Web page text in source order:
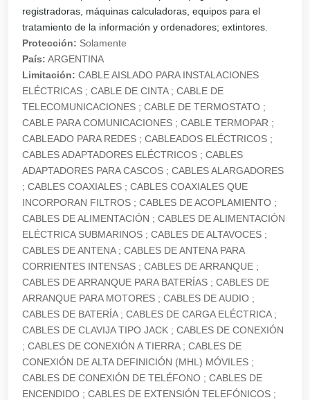
registradoras, máquinas calculadoras, equipos para el
tratamiento de la información y ordenadores; extintores.
Protección: Solamente
País: ARGENTINA
Limitación: CABLE AISLADO PARA INSTALACIONES
ELÉCTRICAS ; CABLE DE CINTA ; CABLE DE
TELECOMUNICACIONES ; CABLE DE TERMOSTATO ;
CABLE PARA COMUNICACIONES ; CABLE TERMOPAR ;
CABLEADO PARA REDES ; CABLEADOS ELÉCTRICOS ;
CABLES ADAPTADORES ELÉCTRICOS ; CABLES
ADAPTADORES PARA CASCOS ; CABLES ALARGADORES
; CABLES COAXIALES ; CABLES COAXIALES QUE
INCORPORAN FILTROS ; CABLES DE ACOPLAMIENTO ;
CABLES DE ALIMENTACIÓN ; CABLES DE ALIMENTACIÓN
ELÉCTRICA SUBMARINOS ; CABLES DE ALTAVOCES ;
CABLES DE ANTENA ; CABLES DE ANTENA PARA
CORRIENTES INTENSAS ; CABLES DE ARRANQUE ;
CABLES DE ARRANQUE PARA BATERÍAS ; CABLES DE
ARRANQUE PARA MOTORES ; CABLES DE AUDIO ;
CABLES DE BATERÍA ; CABLES DE CARGA ELÉCTRICA ;
CABLES DE CLAVIJA TIPO JACK ; CABLES DE CONEXIÓN
; CABLES DE CONEXIÓN A TIERRA ; CABLES DE
CONEXIÓN DE ALTA DEFINICIÓN (MHL) MÓVILES ;
CABLES DE CONEXIÓN DE TELÉFONO ; CABLES DE
ENCENDIDO ; CABLES DE EXTENSIÓN TELEFÓNICOS ;